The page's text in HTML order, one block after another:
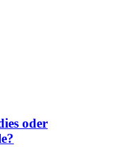
oder